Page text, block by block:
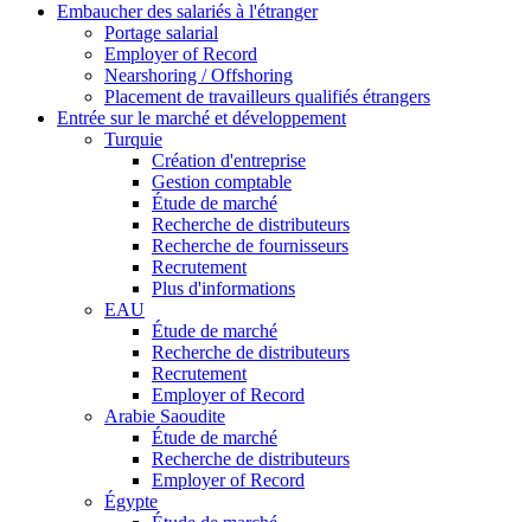
Embaucher des salariés à l'étranger
Portage salarial
Employer of Record
Nearshoring / Offshoring
Placement de travailleurs qualifiés étrangers
Entrée sur le marché et développement
Turquie
Création d'entreprise
Gestion comptable
Étude de marché
Recherche de distributeurs
Recherche de fournisseurs
Recrutement
Plus d'informations
EAU
Étude de marché
Recherche de distributeurs
Recrutement
Employer of Record
Arabie Saoudite
Étude de marché
Recherche de distributeurs
Employer of Record
Égypte